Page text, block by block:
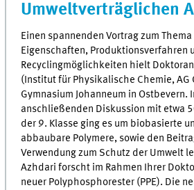
Umweltverträglichen
Einen spannenden Vortrag zum
Eigenschaften, Produktionsverfahren
Recyclingmöglichkeiten hielt
(Institut für Physikalische Chemie, AG
Gymnasium Johanneum in Ostbevern.
anschließenden Diskussion mit etwa
der 9. Klasse ging es um biobasierte
abbaubare Polymere, sowie den
Verwendung zum Schutz der Umwelt
Azhdari forscht im Rahmen Ihrer
neuer Polyphosphorester (PPE). Die